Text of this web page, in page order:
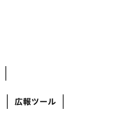
広報ツール